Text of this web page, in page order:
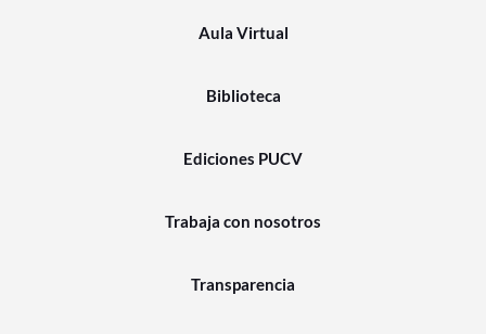
Aula Virtual
Biblioteca
Ediciones PUCV
Trabaja con nosotros
Transparencia